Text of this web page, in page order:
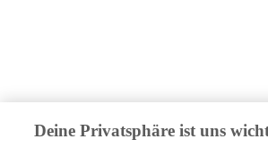
Deine Privatsphäre ist uns